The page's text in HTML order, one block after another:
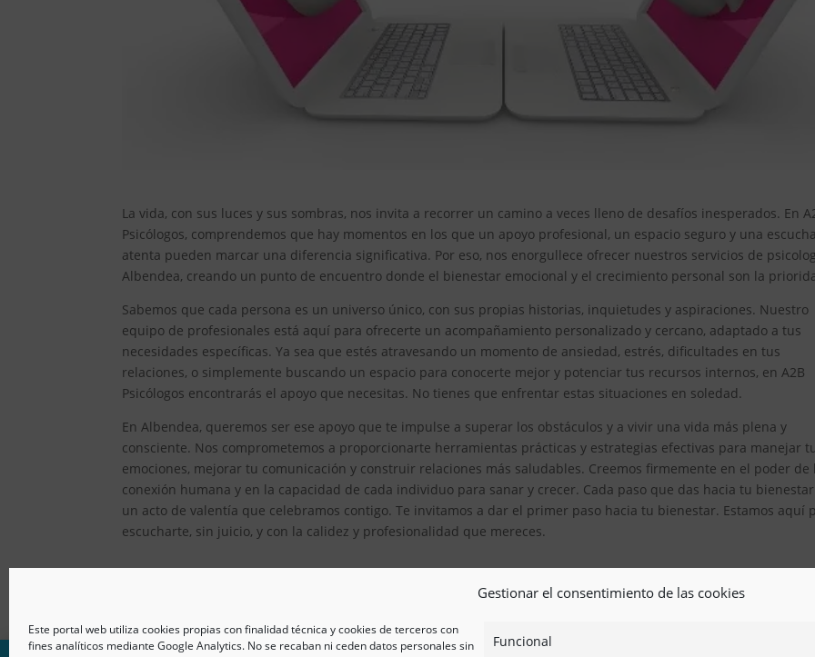
Gestionar el consentimiento de las cookies
Este portal web utiliza cookies propias con finalidad técnica y cookies de terceros con
fines analíticos mediante Google Analytics. No se recaban ni ceden datos personales sin
Funcional
La vida, con sus luces y sus sombras, nos invita a recorrer un camino a veces lleno de desafíos inesperados. En
Psicólogos, comprendemos que hay momentos en los que un apoyo profesional, un espacio seguro y una
atenta pueden marcar una diferencia significativa. Por eso, nos enorgullece ofrecer nuestros servicios de
Albendea, creando un punto de encuentro donde el bienestar emocional y el crecimiento personal son la
Sabemos que cada persona es un universo único, con sus propias historias, inquietudes y aspiraciones. Nuestro
equipo de profesionales está aquí para ofrecerte un acompañamiento personalizado y cercano, adaptado a tus
necesidades específicas. Ya sea que estés atravesando un momento de ansiedad, estrés, dificultades en tus
relaciones, o simplemente buscando un espacio para conocerte mejor y potenciar tus recursos internos, en A2B
Psicólogos encontrarás el apoyo que necesitas. No tienes que enfrentar estas situaciones en soledad.
En Albendea, queremos ser ese apoyo que te impulse a superar los obstáculos y a vivir una vida más plena y
consciente. Nos comprometemos a proporcionarte herramientas prácticas y estrategias efectivas para manejar
emociones, mejorar tu comunicación y construir relaciones más saludables. Creemos firmemente en el poder de
conexión humana y en la capacidad de cada individuo para sanar y crecer. Cada paso que das hacia tu
un acto de valentía que celebramos contigo. Te invitamos a dar el primer paso hacia tu bienestar. Estamos aquí
escucharte, sin juicio, y con la calidez y profesionalidad que mereces.